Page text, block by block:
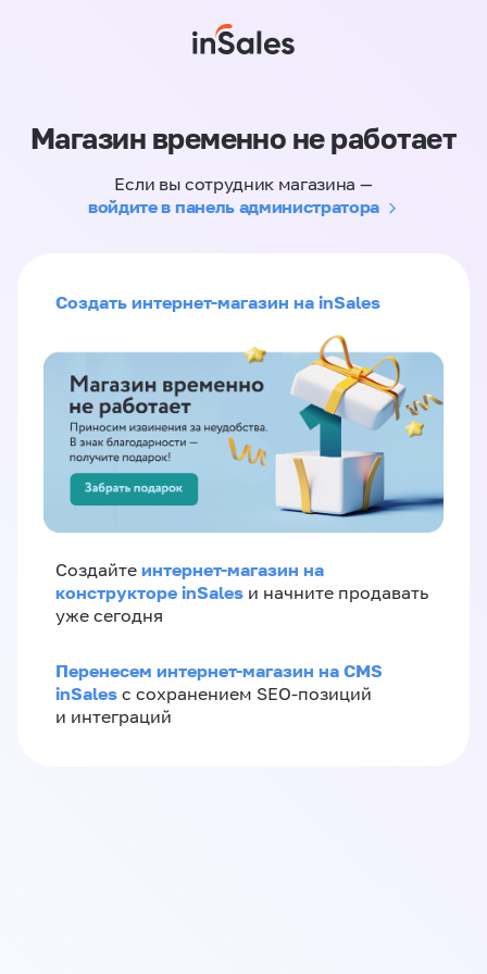
Магазин временно не работает
Если вы сотрудник магазина —
войдите в панель администратора
Создать интернет-магазин на inSales
Создайте интернет-магазин на
конструкторе inSales и начните продавать
уже сегодня
Перенесем интернет-магазин на CMS
inSales с сохранением SEO-позиций
и интеграций